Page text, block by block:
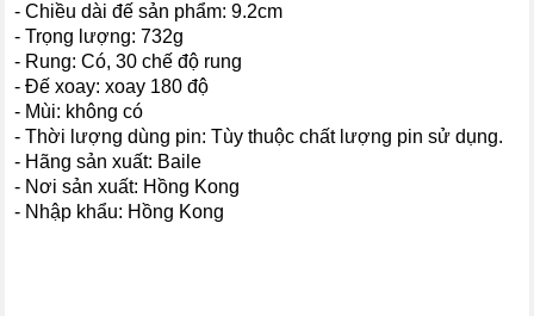
- Chiều dài đế sản phẩm: 9.2cm
- Trọng lượng: 732g
- Rung: Có, 30 chế độ rung
- Đế xoay: xoay 180 độ
- Mùi: không có
- Thời lượng dùng pin: Tùy thuộc chất lượng pin sử dụng.
- Hãng sản xuất: Baile
- Nơi sản xuất: Hồng Kong
- Nhập khẩu: Hồng Kong